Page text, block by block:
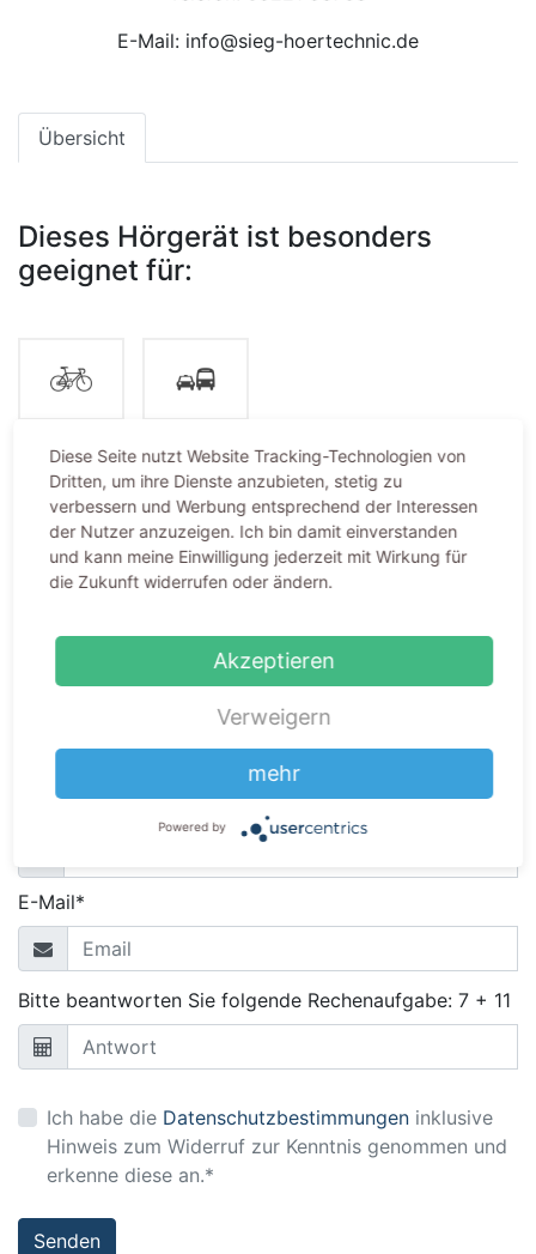
E-Mail: info@sieg-hoertechnic.de
Übersicht
Dieses Hörgerät ist besonders
geeignet für:
Dieses Hörgerät kostenlos
testen:
E-Mail*
Bitte beantworten Sie folgende Rechenaufgabe: 7 + 11
Ich habe die Datenschutzbestimmungen inklusive
Hinweis zum Widerruf zur Kenntnis genommen und
erkenne diese an.*
Senden
Diese Seite nutzt Website Tracking-Technologien von
Dritten, um ihre Dienste anzubieten, stetig zu
verbessern und Werbung entsprechend der Interessen
der Nutzer anzuzeigen. Ich bin damit einverstanden
und kann meine Einwilligung jederzeit mit Wirkung für
die Zukunft widerrufen oder ändern.
Akzeptieren
Verweigern
mehr
Powered by